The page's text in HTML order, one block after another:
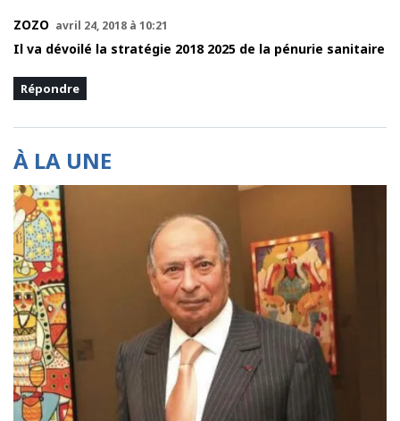
ZOZO avril 24, 2018 à 10:21
Il va dévoilé la stratégie 2018 2025 de la pénurie sanitaire
Répondre
À LA UNE